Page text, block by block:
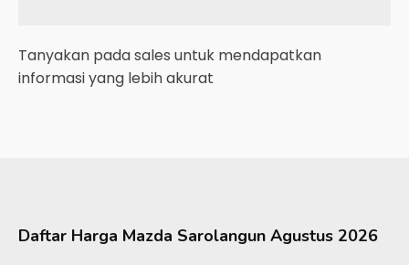
Tanyakan pada sales untuk mendapatkan
informasi yang lebih akurat
Daftar Harga Mazda Sarolangun Agustus 2026